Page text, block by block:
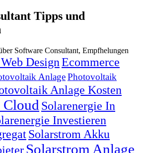
Tipps und
Software Consultant, Empfhelungen
DesignEcommerce
AnlagePhotovoltaik
Anlage Kosten
Cloud Solarenergie In
Investieren
Solarstrom Akku
Solarstrom Anlage